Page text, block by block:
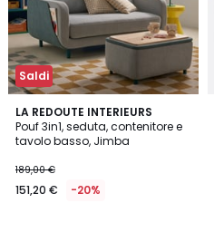
Saldi
LA REDOUTE INTERIEURS
Pouf 3in1, seduta, contenitore e
tavolo basso, Jimba
189,00 €
151,20 € -20%
4,7
/ 5